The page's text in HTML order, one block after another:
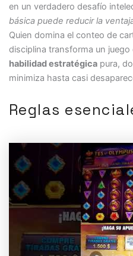
en un verdadero desafío
básica puede reducir la
Quien domina el conteo de
disciplina transforma un
habilidad estratégicapura,
minimiza hasta casi
Reglas